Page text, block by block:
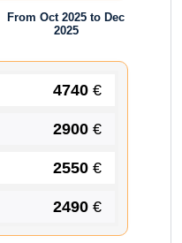
From Oct 2025 to Dec
2025
4740 €
2900 €
2550 €
2490 €